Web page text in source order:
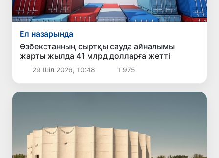
Ел назарында
Өзбекстанның сыртқы сауда айналымы
жарты жылда 41 млрд долларға жетті
29 Шіл 2026, 10:48 1 975